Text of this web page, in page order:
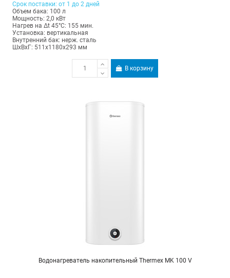
Срок поставки: от 1 до 2 дней
Объем бака: 100 л
Мощность: 2,0 кВт
Нагрев на Δt 45°С: 155 мин.
Установка: вертикальная
Внутренний бак: нерж. сталь
ШхВхГ: 511х1180х293 мм
В корзину
Водонагреватель накопительный Thermex MK 100 V